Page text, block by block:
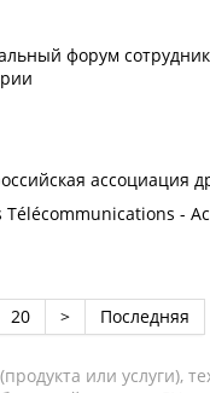
форум
ассоциация
Télécommunications -
20 > Последняя
или услуги),